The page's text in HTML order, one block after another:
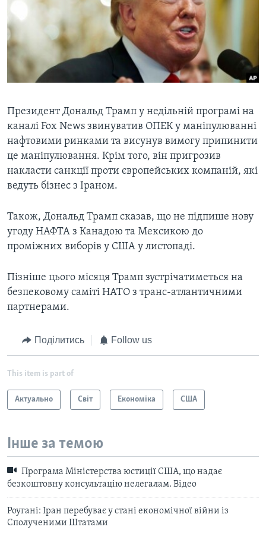
СУСПІЛЬСТВО
ЕКОНОМІКА
ІСТОРІЇ УСПІХУ УКРАЇНЦІВ
ТЕЛЕПРОГРАМИ
ЧАС-TIME
БРИФІНГ ГОЛОСУ АМЕРИКИ
ВІКНО В АМЕРИКУ
ПРАЙМ-ТАЙМ
ПОГЛЯД З ВАШИНГТОНА
ENGLISH
Learning English
МИ В СОЦМЕРЕЖАХ
Президент Дональд Трамп у недільній програмі на
каналі Fox News звинуватив ОПЕК у маніпулюванні
нафтовими ринками та висунув вимогу припинити
це маніпулювання. Крім того, він пригрозив
накласти санкції проти європейських компаній, які
ведуть бізнес з Іраном.
Також, Дональд Трамп сказав, що не підпише нову
угоду НАФТА з Канадою та Мексикою до
проміжних виборів у США у листопаді.
Пізніше цього місяця Трамп зустрічатиметься на
безпековому саміті НАТО з транс-атлантичними
партнерами.
Поділитись Follow us
This item is part of
Актуально Світ Економіка США
Інше за темою
Програма Міністерства юстиції США, що надає
безкоштовну консультацію нелегалам. Відео
Роугані: Іран перебуває у стані економічної війни із
Сполученими Штатами